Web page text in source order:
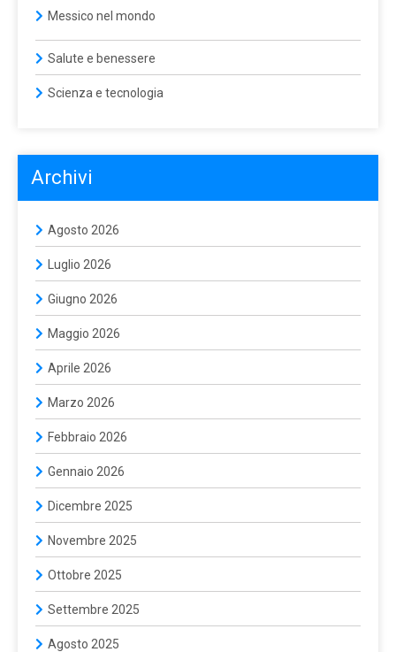
Messico nel mondo
Salute e benessere
Scienza e tecnologia
Archivi
Agosto 2026
Luglio 2026
Giugno 2026
Maggio 2026
Aprile 2026
Marzo 2026
Febbraio 2026
Gennaio 2026
Dicembre 2025
Novembre 2025
Ottobre 2025
Settembre 2025
Agosto 2025